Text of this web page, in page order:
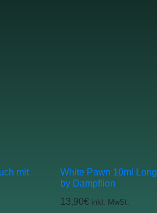
mit
White Pawn 10ml
by Dampflion
13,90€ inkl. MwSt.